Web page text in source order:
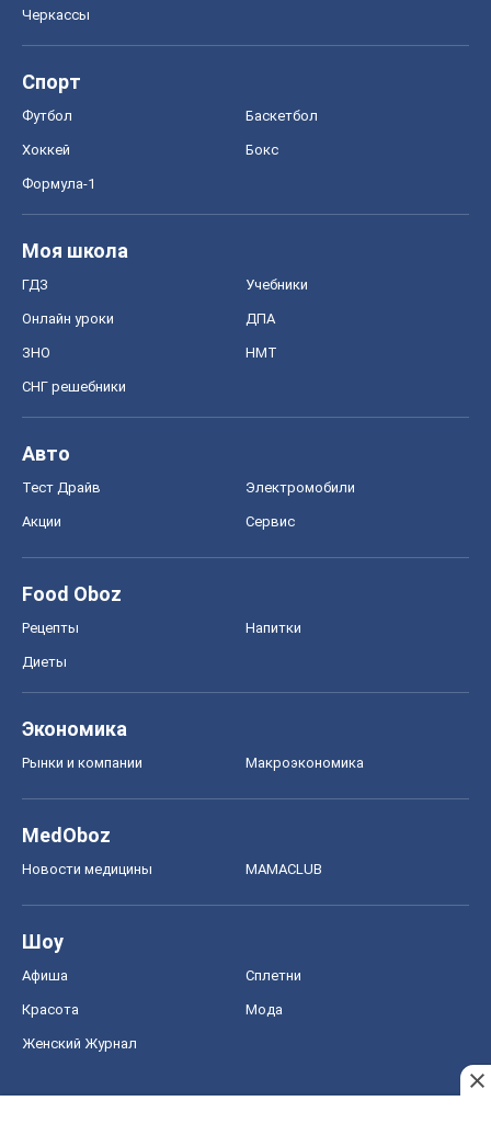
Черкассы
Спорт
Футбол Баскетбол
Хоккей Бокс
Формула-1
Моя школа
ГДЗ Учебники
Онлайн уроки ДПА
ЗНО НМТ
СНГ решебники
Авто
Тест Драйв Электромобили
Акции Сервис
Food Oboz
Рецепты Напитки
Диеты
Экономика
Рынки и компании Mакроэкономика
MedOboz
Новости медицины MAMACLUB
Шоу
Афиша Сплетни
Красота Мода
Женский Журнал